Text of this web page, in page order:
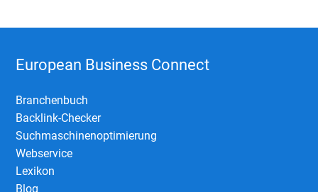
European Business Connect
Branchenbuch
Backlink-Checker
Suchmaschinenoptimierung
Webservice
Lexikon
Blog